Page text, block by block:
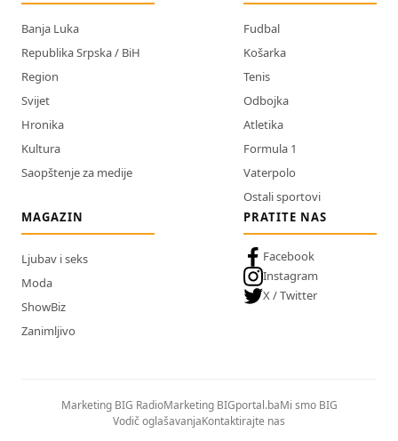
Banja Luka
Republika Srpska / BiH
Region
Svijet
Hronika
Kultura
Saopštenje za medije
Fudbal
Košarka
Tenis
Odbojka
Atletika
Formula 1
Vaterpolo
Ostali sportovi
MAGAZIN
Ljubav i seks
Moda
ShowBiz
Zanimljivo
PRATITE NAS
Facebook
Instagram
X / Twitter
Marketing BIG RadioMarketing BIGportal.baMi smo BIG
Vodič oglašavanjaKontaktirajte nas